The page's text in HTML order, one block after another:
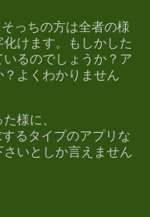
っちの方は全者の様
けます。もしかした
るのでしょうか？ア
よくわかりません
様に、
るタイプのアプリな
いとしか言えません